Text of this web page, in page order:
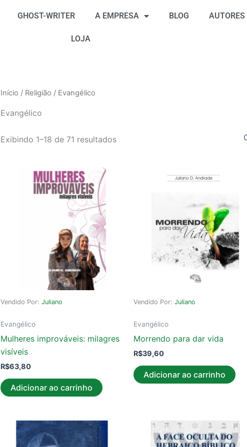
GHOST-WRITER A EMPRESA BLOG AUTORES
LOJA
Início / Religião / Evangélico
Evangélico
Exibindo 1–18 de 71 resultados
por
mais
Vendido Por: Juliano
Evangélico
Mulheres improváveis: milagres
visíveis
R$63,80
Adicionar ao carrinho
Vendido Por:Juliano
Evangélico
Morrendo para dar vida
R$39,60
Adicionar ao carrinho